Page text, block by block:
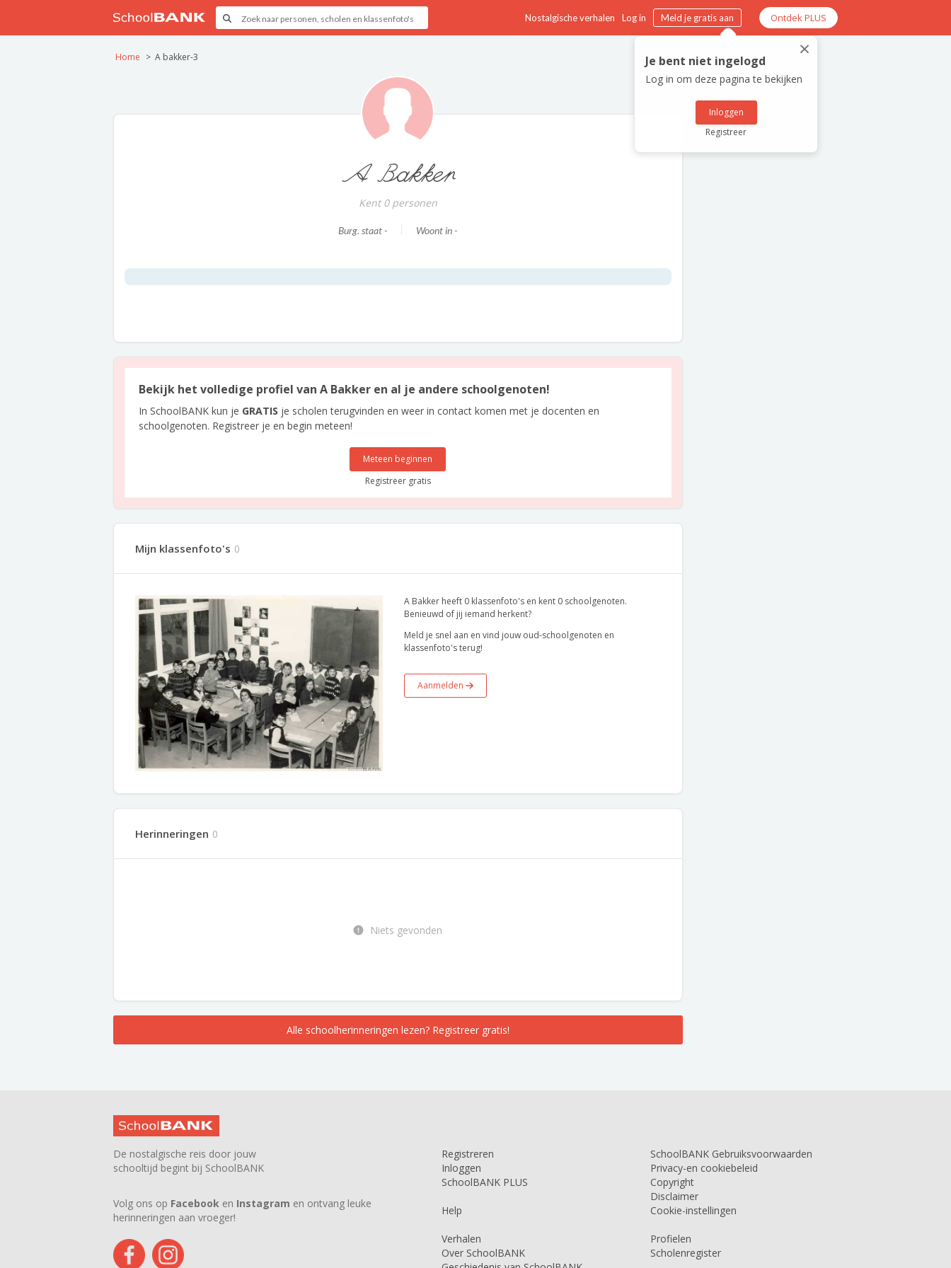
Nostalgische verhalen Log in Meld je gratis aan Ontdek PLUS
×
Je bent niet ingelogd
Log in om deze pagina te bekijken
Inloggen
Registreer
Home A bakker-3
A Bakker
Kent 0 personen
Burg. staat - Woont in -
Bekijk het volledige profiel van A Bakker en al je andere schoolgenoten!
In SchoolBANK kun je GRATIS je scholen terugvinden en weer in contact komen met je docenten en
schoolgenoten. Registreer je en begin meteen!
Meteen beginnen
Registreer gratis
Mijn klassenfoto's 0
A Bakker heeft 0 klassenfoto's en kent 0 schoolgenoten.
Benieuwd of jij iemand herkent?
Meld je snel aan en vind jouw oud-schoolgenoten en
klassenfoto's terug!
Aanmelden
Herinneringen 0
Niets gevonden
Alle schoolherinneringen lezen? Registreer gratis!
De nostalgische reis door jouw
schooltijd begint bij SchoolBANK
Volg ons op Facebook en Instagram en ontvang leuke
herinneringen aan vroeger!
Registreren
Inloggen
SchoolBANK PLUS
Help
Verhalen
Over SchoolBANK
SchoolBANK Gebruiksvoorwaarden
Privacy-en cookiebeleid
Copyright
Disclaimer
Cookie-instellingen
Profielen
Scholenregister